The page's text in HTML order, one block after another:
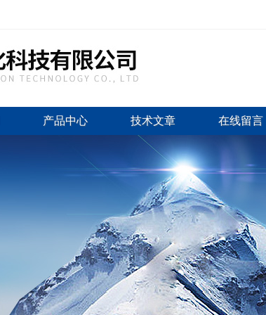
产品中心 技术文章 在线留言